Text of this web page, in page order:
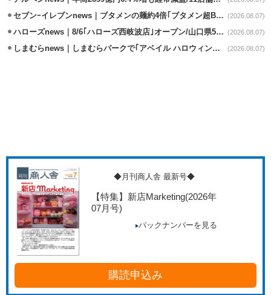
セブンｰイレブンnews｜ブタメンの麺約4倍｢ブタメン超BIG｣8/11から限定発売 (2026.08.07)
ハローズnews｜8/6｢ハローズ西岐波店｣オープン/山口県5店舗目 (2026.08.07)
しまむらnews｜しまむらパークで｢アベイル ハロウィンじゅんびフェア｣開催 (2026.08.07)
◆月刊商人舎 最新号◆
【特集】新店Marketing(2026年
07月号)
バックナンバーを見る
購読申込み